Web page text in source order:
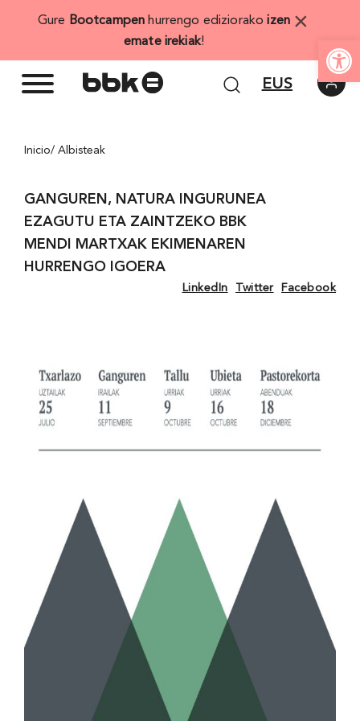
Gure Bootcampen hurrengo ediziorakoizen
emate irekiak!
×
EUS
Inicio/ Albisteak
GANGUREN, NATURA INGURUNEA
EZAGUTU ETA ZAINTZEKO BBK
MENDI MARTXAK EKIMENAREN
HURRENGO IGOERA
LinkedIn Twitter Facebook